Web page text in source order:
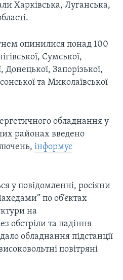
Харківська, Луганська,
опинилися понад 100
Сумської,
Донецької, Запорізької,
та Миколаївської
обладнання у
районах введено
інформує
у повідомленні, росіяни
по об’єктах
на
обстріли та падіння
обладнання підстанції
повітряні